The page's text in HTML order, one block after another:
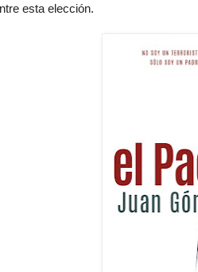
esta elección.